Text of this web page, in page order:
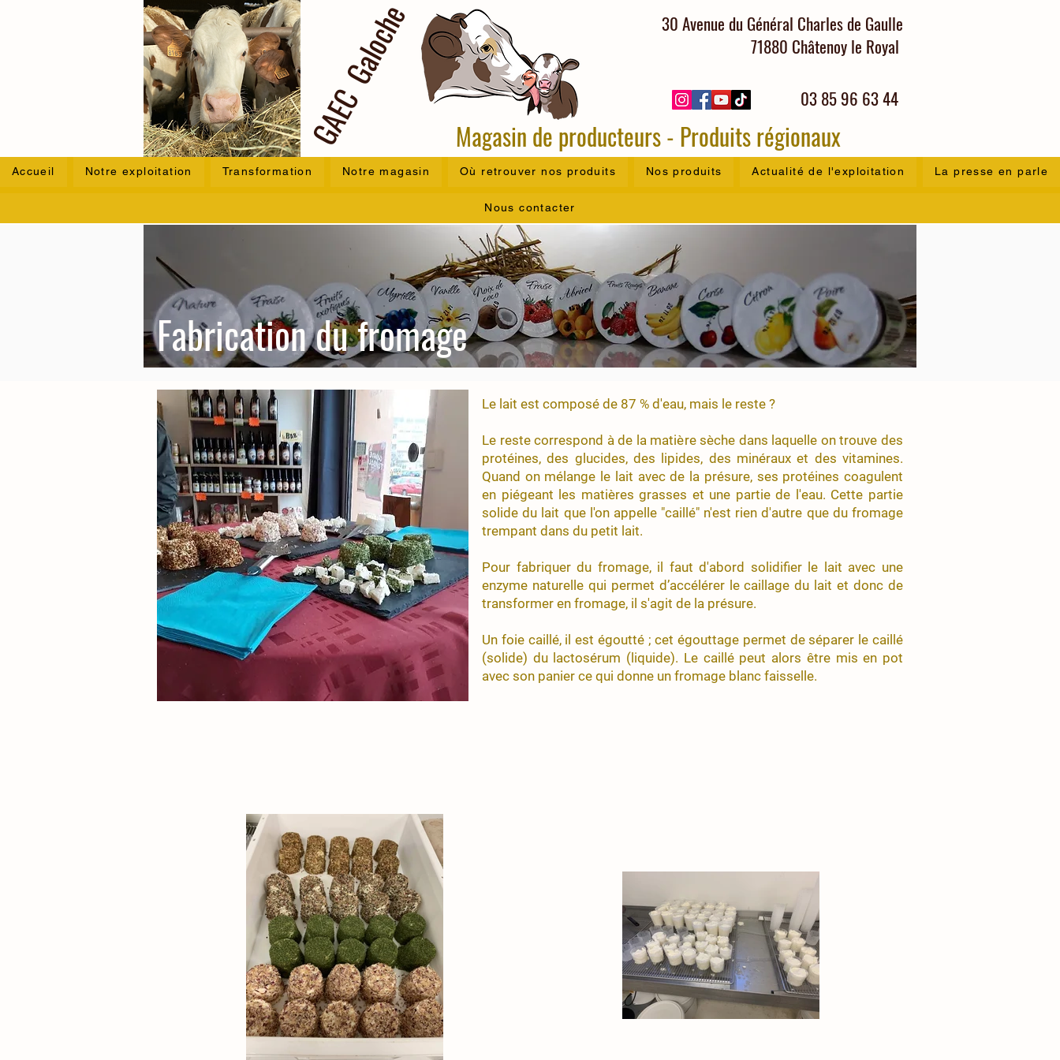
30 Avenue du Général Charles de Gaulle
71880 Châtenoy le Royal
03 85 96 63 44
Magasin de producteurs - Produits régionaux
GAEC Galoche
Accueil Notre exploitation Transformation Notre magasin Où retrouver nos produits Nos produits Actualité de l'exploitation La presse en parle
Nous contacter
Fabrication du fromage
Le lait est composé de 87 % d'eau, mais le reste ?
Le reste correspond à de la matière sèche dans laquelle on trouve des
protéines, des glucides, des lipides, des minéraux et des vitamines.
Quand on mélange le lait avec de la présure, ses protéines coagulent
en piégeant les matières grasses et une partie de l'eau. Cette partie
solide du lait que l'on appelle "caillé" n'est rien d'autre que du fromage
trempant dans du petit lait.
Pour fabriquer du fromage, il faut d'abord solidifier le lait avec une
enzyme naturelle qui permet d’accélérer le caillage du lait et donc de
transformer en fromage, il s'agit de la présure.
Un foie caillé, il est égoutté ; cet égouttage permet de séparer le caillé
(solide) du lactosérum (liquide). Le caillé peut alors être mis en pot
avec son panier ce qui donne un fromage blanc faisselle.